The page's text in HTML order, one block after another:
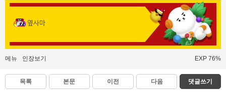
옆사마
메뉴 인장보기 EXP 76%
목록 본문 이전 다음 댓글쓰기